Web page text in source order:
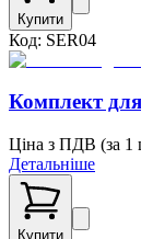
Купити
Код: SER04
Комплект
Ціна з ПДВ (за 1
Детальніше
Купити